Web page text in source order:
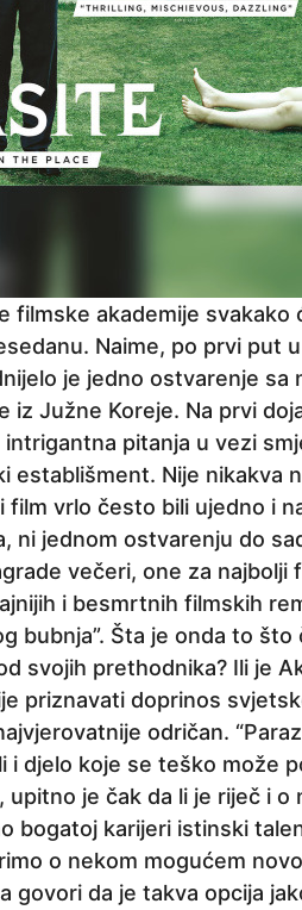
filmske akademije svakako
Naime, po prvi put
je jedno ostvarenje sa
Južne Koreje. Na prvi
pitanja u vezi
establišment. Nije nikakva
vrlo često bili ujedno i
ni jednom ostvarenju do
večeri, one za najbolji
i besmrtnih filmskih
bubnja”. Šta je onda to što
svojih prethodnika? Ili je
priznavati doprinos
odričan.
i djelo koje se teško može
je čak da li je riječ i o
bogatoj karijeri istinski
o nekom mogućem
govori da je takva opcija